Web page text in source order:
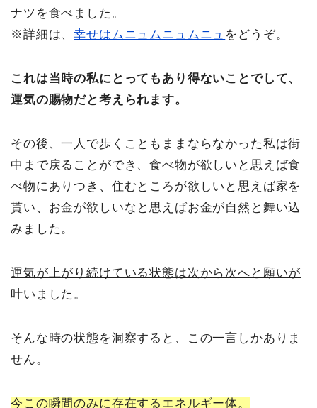
ナツを食べました。
※詳細は、幸せはムニュムニュムニュ をどうぞ。
これは当時の私にとってもあり得ないことでして、
運気の賜物だと考えられます。
その後、一人で歩くこともままならなかった私は街
中まで戻ることができ、食べ物が欲しいと思えば食
べ物にありつき、住むところが欲しいと思えば家を
貰い、お金が欲しいなと思えばお金が自然と舞い込
みました。
運気が上がり続けている状態は次から次へと願いが
叶いました 。
そんな時の状態を洞察すると、この一言しかありま
せん。
今この瞬間のみに存在するエネルギー体。